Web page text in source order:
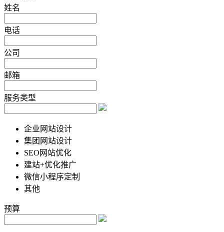
姓名
电话
公司
邮箱
服务类型
企业网站设计
集团网站设计
SEO网站优化
建站+优化推广
微信小程序定制
其他
预算